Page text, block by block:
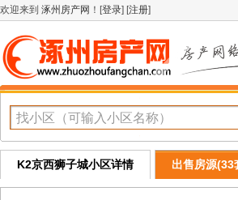
欢迎来到 涿州房产网 ！[登录] [注册]
K2京西狮子城小区详情 出售房源(33